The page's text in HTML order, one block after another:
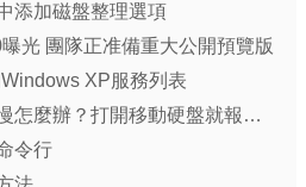
添加磁盤整理選項
光 團隊正准備重大公開預覽版
XP服務列表
Win7移動硬盤打開很慢怎麼辦？打開移動硬盤就報錯的處理方法
令行